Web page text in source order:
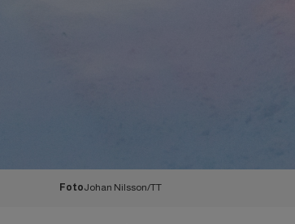
FotoJohan Nilsson/TT